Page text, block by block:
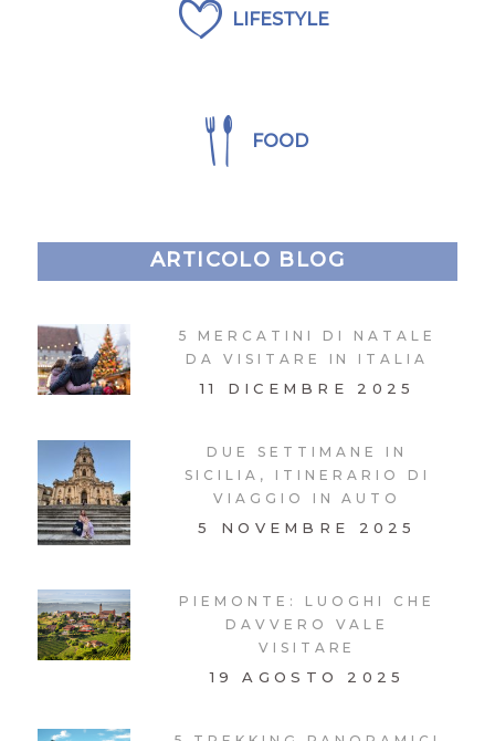
LIFESTYLE
FOOD
ARTICOLO BLOG
5 MERCATINI DI NATALE
DA VISITARE IN ITALIA
11 DICEMBRE 2025
DUE SETTIMANE IN
SICILIA, ITINERARIO DI
VIAGGIO IN AUTO
5 NOVEMBRE 2025
PIEMONTE: LUOGHI CHE
DAVVERO VALE
VISITARE
19 AGOSTO 2025